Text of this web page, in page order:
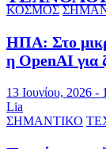
ΚΟΣΜΟΣ
ΗΠΑ: Στο
η OpenAI για
13 Ιουνίου, 2026 -
Lia
ΣΗΜΑΝΤΙΚΟ